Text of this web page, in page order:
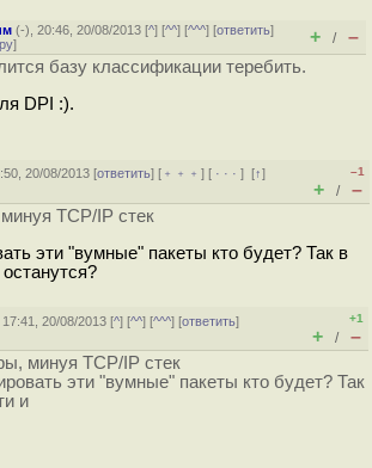
(-), 20:46, 20/08/2013 [^] [^^] [^^^] [ответить]
] + / –
базу классификации теребить.
DPI :).
20/08/2013 [ответить] [ ﹢﹢﹢] [ · · ·][↑]
–1
+ / –
TCP/IP стек
эти "вумные" пакеты кто будет? Так в
17:41, 20/08/2013 [^] [^^] [^^^] [ответить]
+1
+ / –
минуя TCP/IP стек
эти "вумные" пакеты кто будет? Так
и